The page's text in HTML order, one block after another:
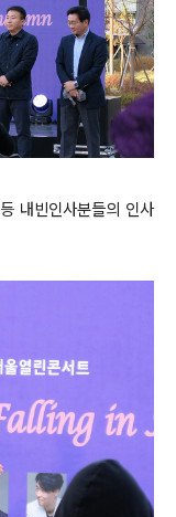
내빈인사분들의 인사